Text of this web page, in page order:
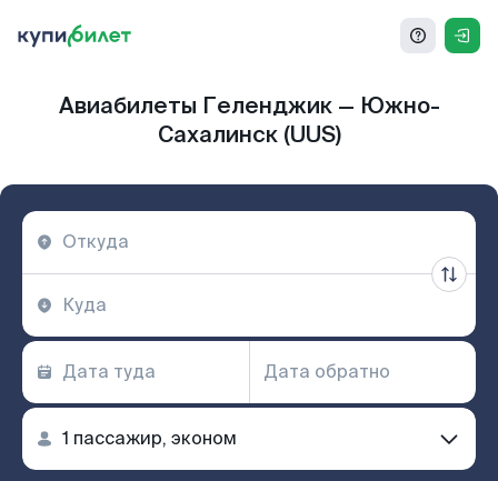
Авиабилеты Геленджик — Южно-
Сахалинск (UUS)